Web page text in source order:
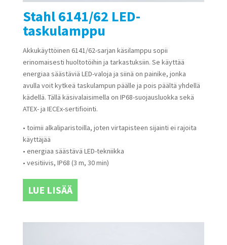
Stahl 6141/62 LED-
taskulamppu
Akkukäyttöinen 6141/62-sarjan käsilamppu sopii
erinomaisesti huoltotöihin ja tarkastuksiin. Se käyttää
energiaa säästäviä LED-valoja ja siinä on painike, jonka
avulla voit kytkeä taskulampun päälle ja pois päältä yhdellä
kädellä. Tällä käsivalaisimella on IP68-suojausluokka sekä
ATEX- ja IECEx-sertifiointi.
• toimii alkaliparistoilla, joten virtapisteen sijainti ei rajoita
käyttäjää
• energiaa säästävä LED-tekniikka
• vesitiivis, IP68 (3 m, 30 min)
LUE LISÄÄ